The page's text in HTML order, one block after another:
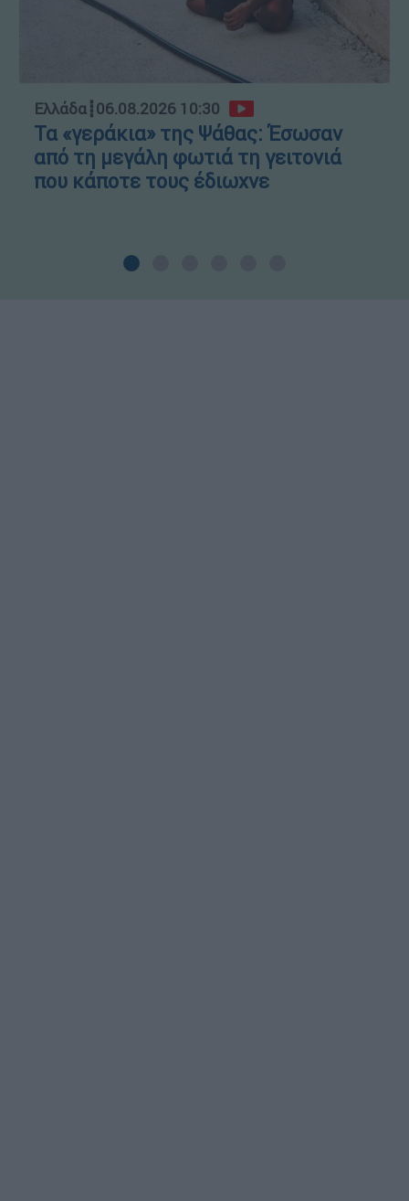
Ελλάδα┋06.08.2026 10:30
Τα «γεράκια» της Ψάθας: Έσωσαν
από τη μεγάλη φωτιά τη γειτονιά
που κάποτε τους έδιωχνε